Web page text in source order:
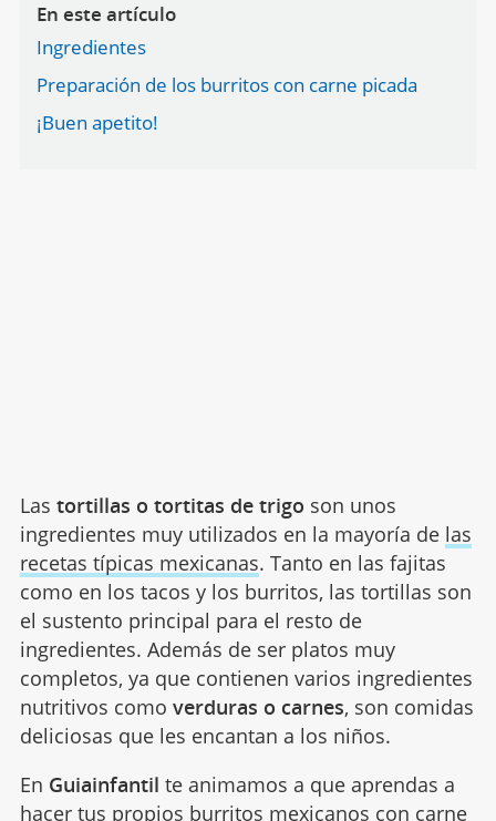
En este artículo
Ingredientes
Preparación de los burritos con carne picada
¡Buen apetito!
Las tortillas o tortitas de trigo son unos
ingredientes muy utilizados en la mayoría de las
recetas típicas mexicanas. Tanto en las fajitas
como en los tacos y los burritos, las tortillas son
el sustento principal para el resto de
ingredientes. Además de ser platos muy
completos, ya que contienen varios ingredientes
nutritivos como verduras o carnes, son comidas
deliciosas que les encantan a los niños.
En Guiainfantil te animamos a que aprendas a
hacer tus propios burritos mexicanos con carne